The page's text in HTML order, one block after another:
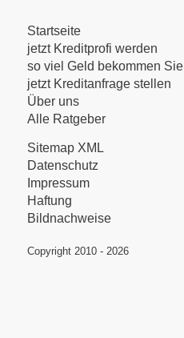
Startseite
jetzt Kreditprofi werden
so viel Geld bekommen Sie
jetzt Kreditanfrage stellen
Über uns
Alle Ratgeber
Sitemap XML
Datenschutz
Impressum
Haftung
Bildnachweise
Copyright 2010 - 2026